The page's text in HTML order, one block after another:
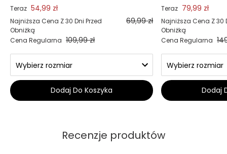
Teraz 54,99 zł
Najniższa Cena Z 30 Dni Przed
Obniżką
69,99 zł
Cena Regularna 109,99 zł
Dodaj Do Koszyka
Teraz 79,99 zł
Najniższa Cena Z 30
Obniżką
Cena Regularna
Dodaj
Recenzje produktów